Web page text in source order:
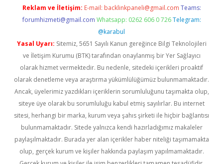
Reklam ve İletişim: E-mail: backlinkpaneli@gmail.com Teams:
forumhizmeti@gmail.com Whatsapp: 0262 606 0 726 Telegram:
@karabul
Yasal Uyarı: Sitemiz, 5651 Sayılı Kanun gereğince Bilgi Teknolojileri
ve İletişim Kurumu (BTK) tarafından onaylanmış bir Yer Sağlayıcı
olarak hizmet vermektedir. Bu nedenle, sitedeki içerikleri proaktif
olarak denetleme veya araştırma yükümlülüğümüz bulunmamaktadır.
Ancak, üyelerimiz yazdıkları içeriklerin sorumluluğunu taşımakta olup,
siteye üye olarak bu sorumluluğu kabul etmiş sayılırlar. Bu internet
sitesi, herhangi bir marka, kurum veya şahıs şirketi ile hiçbir bağlantısı
bulunmamaktadır. Sitede yalnızca kendi hazırladığımız makaleler
paylaşılmaktadır. Burada yer alan içerikler haber niteliği taşımamakta
olup, gerçek kurum ve kişiler hakkında paylaşım yapılmamaktadır.